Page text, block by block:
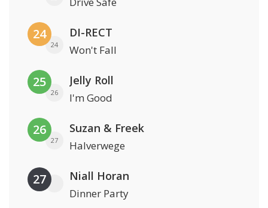
24
24
DI-RECT
Won't Fall
25
26
Jelly Roll
I'm Good
26
27
Suzan & Freek
Halverwege
27 Niall Horan
Dinner Party